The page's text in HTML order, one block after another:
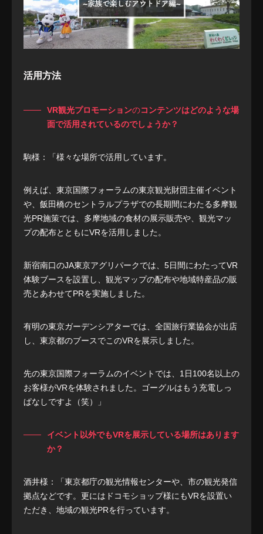
活用方法
VR観光プロモーションのコンテンツはどのような場
面で活用されているのでしょうか？
駒様：「様々な場所で活用しています。
例えば、東京国際フォーラムの東京観光財団主催イベント
や、飯田橋のセントラルプラザでの長期間にわたる多摩観
光PR施策では、多摩地域の食材の展示販売や、観光マッ
プの配布とともにVRを活用しました。
新宿南口のJA東京アグリパークでは、5日間にわたってVR
体験ブースを設置し、観光マップの配布や地域特産品の販
売とあわせてPRを実施しました。
有明の東京ガーデンシアターでは、全国旅行業協会が出店
し、東京都のブースでこのVRを展示しました。
先の東京国際フォーラムのイベントでは、1日100名以上の
お客様がVRを体験されました。ゴーグルはもう充電しっ
ぱなしですよ（笑）」
イベント以外でもVRを展示している場所はあります
か？
酒井様：「東京都庁の観光情報センターや、市の観光発信
拠点などです。更にはドコモショップ様にもVRを設置い
ただき、地域の観光PRを行っています。